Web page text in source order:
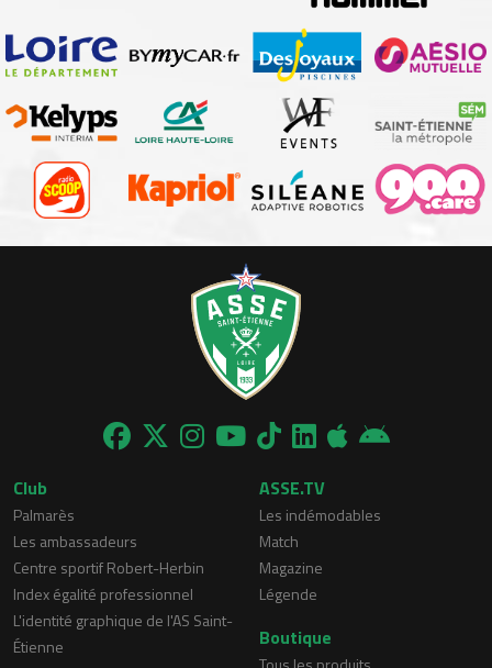
Club
Palmarès
Les ambassadeurs
Centre sportif Robert-Herbin
Index égalité professionnel
L'identité graphique de l'AS Saint-
Étienne
ASSE.TV
Les indémodables
Match
Magazine
Légende
Boutique